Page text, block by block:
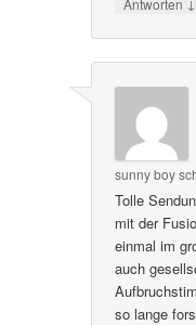
Antworten
sunny boy
Tolle
mit der
einmal im
auch
so lange